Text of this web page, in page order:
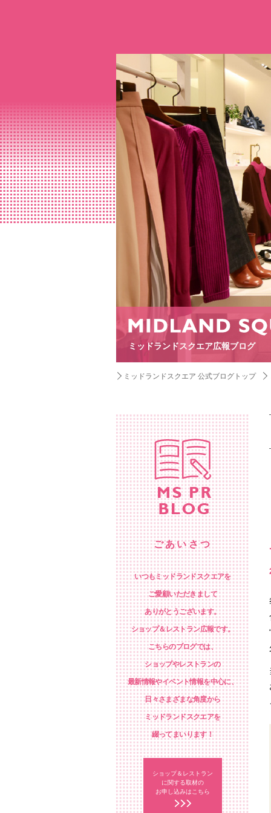
ミッドランドスクエア広報ブログ
ミッドランドスクエア 公式ブログトップ
ごあいさつ
いつもミッドランドスクエアを
ご愛顧いただきまして
ありがとうございます。
ショップ＆レストラン広報です。
こちらのブログでは、
ショップやレストランの
最新情報やイベント情報を中心に、
日々さまざまな角度から
ミッドランドスクエアを
綴ってまいります！
ショップ＆レストラン
に関する取材の
お申し込みはこちら